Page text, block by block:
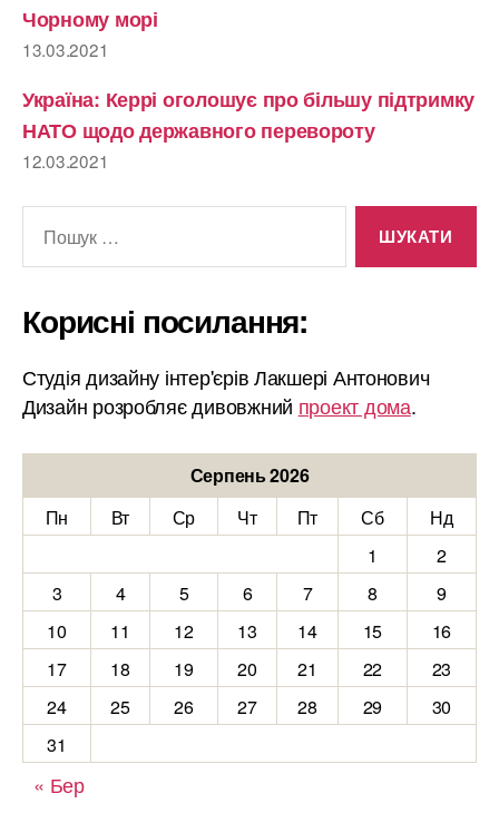
Чорному морі
13.03.2021
Україна: Керрі оголошує про більшу підтримку
НАТО щодо державного перевороту
12.03.2021
Корисні посилання:
Студія дизайну інтер'єрів Лакшері Антонович
Дизайн розробляє дивовжний проект дома.
Серпень 2026
Пн
Вт Ср Чт Пт Сб
Нд
1
2
3
4 5 6 7 8
9
10
11 12 13 14 15
16
17
18 19 20 21 22
23
24
25 26 27 28 29
30
31
« Бер